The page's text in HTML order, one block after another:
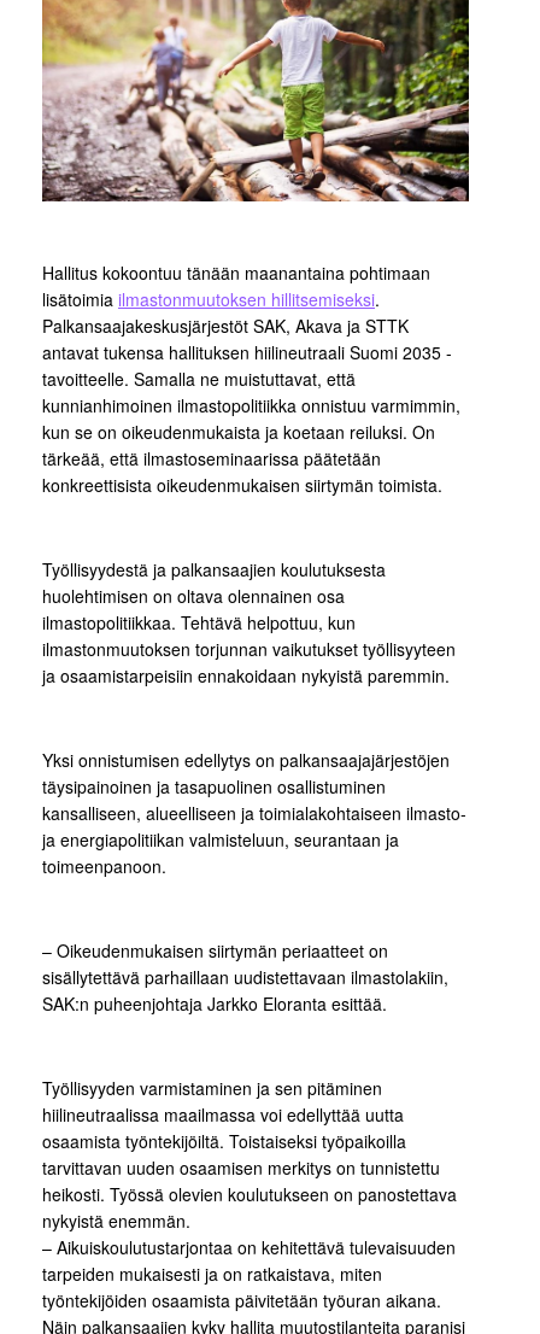
Hallitus kokoontuu tänään maanantaina pohtimaan
lisätoimia ilmastonmuutoksen hillitsemiseksi.
Palkansaajakeskusjärjestöt SAK, Akava ja STTK
antavat tukensa hallituksen hiilineutraali Suomi 2035 -
tavoitteelle. Samalla ne muistuttavat, että
kunnianhimoinen ilmastopolitiikka onnistuu varmimmin,
kun se on oikeudenmukaista ja koetaan reiluksi. On
tärkeää, että ilmastoseminaarissa päätetään
konkreettisista oikeudenmukaisen siirtymän toimista.
Työllisyydestä ja palkansaajien koulutuksesta
huolehtimisen on oltava olennainen osa
ilmastopolitiikkaa. Tehtävä helpottuu, kun
ilmastonmuutoksen torjunnan vaikutukset työllisyyteen
ja osaamistarpeisiin ennakoidaan nykyistä paremmin.
Yksi onnistumisen edellytys on palkansaajajärjestöjen
täysipainoinen ja tasapuolinen osallistuminen
kansalliseen, alueelliseen ja toimialakohtaiseen ilmasto-
ja energiapolitiikan valmisteluun, seurantaan ja
toimeenpanoon.
– Oikeudenmukaisen siirtymän periaatteet on
sisällytettävä parhaillaan uudistettavaan ilmastolakiin,
SAK:n puheenjohtaja Jarkko Eloranta esittää.
Työllisyyden varmistaminen ja sen pitäminen
hiilineutraalissa maailmassa voi edellyttää uutta
osaamista työntekijöiltä. Toistaiseksi työpaikoilla
tarvittavan uuden osaamisen merkitys on tunnistettu
heikosti. Työssä olevien koulutukseen on panostettava
nykyistä enemmän.
– Aikuiskoulutustarjontaa on kehitettävä tulevaisuuden
tarpeiden mukaisesti ja on ratkaistava, miten
työntekijöiden osaamista päivitetään työuran aikana.
Näin palkansaajien kyky hallita muutostilanteita paranisi